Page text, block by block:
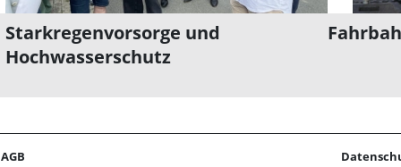
Starkregenvorsorge und
Hochwasserschutz
AGB